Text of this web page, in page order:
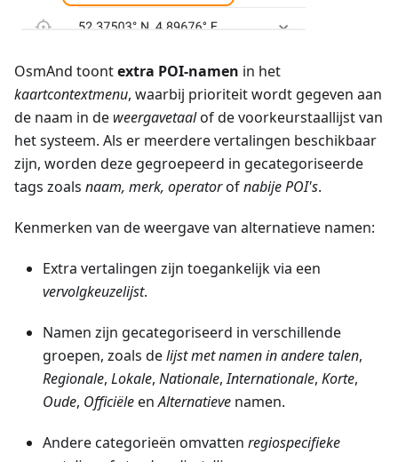
OsmAnd toontextra POI-namen in het
kaartcontextmenu, waarbij prioriteit wordt gegeven aan
de naam in de weergavetaalof de voorkeurstaallijst van
het systeem. Als er meerdere vertalingen beschikbaar
zijn, worden deze gegroepeerd in gecategoriseerde
tags zoals naam, merk, operatorofnabije POI's.
Kenmerken van de weergave van alternatieve namen:
Extra vertalingen zijn toegankelijk via een
vervolgkeuzelijst.
Namen zijn gecategoriseerd in verschillende
groepen, zoals delijst met namen in andere talen,
Regionale, Lokale, Nationale,Internationale, Korte,
Oude, OfficiëleenAlternatieve namen.
Andere categorieën omvatten regiospecifieke